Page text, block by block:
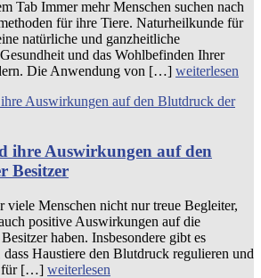
Tab Immer mehr Menschen suchen nach
für ihre Tiere. Naturheilkunde für
natürliche und ganzheitliche
und das Wohlbefinden Ihrer
Die Anwendung von […] weiterlesen
ihre Auswirkungen auf den
Besitzer
viele Menschen nicht nur treue Begleiter,
positive Auswirkungen auf die
haben. Insbesondere gibt es
Haustiere den Blutdruck regulieren und
für […] weiterlesen